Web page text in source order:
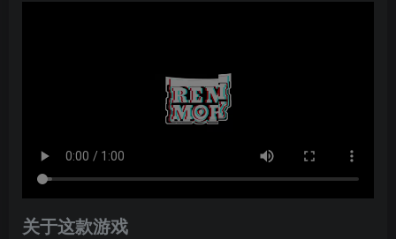
关于这款游戏